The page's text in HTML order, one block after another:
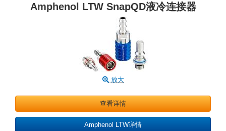
Amphenol LTW SnapQD液冷连接器
放大
查看详情
Amphenol LTW详情